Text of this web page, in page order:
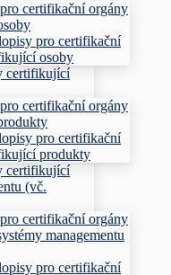
certifikační orgány
pro certifikační
osoby
certifikující
certifikační orgány
pro certifikační
produkty
certifikující
(vč.
certifikační orgány
managementu
pro certifikační